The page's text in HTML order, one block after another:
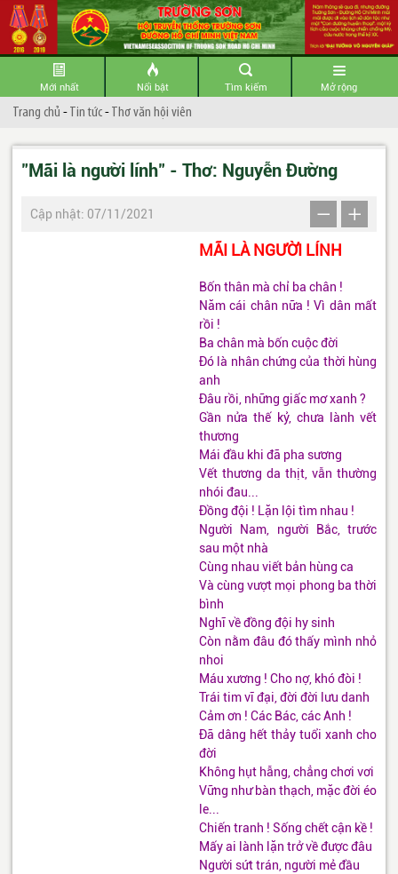
Mới nhất Nổi bật Tìm kiếm Mở rộng
Trang chủ -Tin tức-Thơ văn hội viên
"Mãi là người lính" - Thơ: Nguyễn Đường
Cập nhật: 07/11/2021
MÃI LÀ NGƯỜI LÍNH
Bốn thân mà chỉ ba chân !
Năm cái chân nữa ! Vì dân mất
rồi !
Ba chân mà bốn cuộc đời
Đó là nhân chứng của thời hùng
anh
Đâu rồi, những giấc mơ xanh ?
Gần nửa thế kỷ, chưa lành vết
thương
Mái đầu khi đã pha sương
Vết thương da thịt, vẫn thường
nhói đau...
Đồng đội ! Lặn lội tìm nhau !
Người Nam, người Bắc, trước
sau một nhà
Cùng nhau viết bản hùng ca
Và cùng vượt mọi phong ba thời
bình
Nghĩ về đồng đội hy sinh
Còn nằm đâu đó thấy mình nhỏ
nhoi
Máu xương ! Cho nợ, khó đòi !
Trái tim vĩ đại, đời đời lưu danh
Cảm ơn ! Các Bác, các Anh !
Đã dâng hết thảy tuổi xanh cho
đời
Không hụt hẫng, chẳng chơi vơi
Vững như bàn thạch, mặc đời éo
le...
Chiến tranh ! Sống chết cận kề !
Mấy ai lành lặn trở về được đâu
Người sứt trán, người mẻ đầu